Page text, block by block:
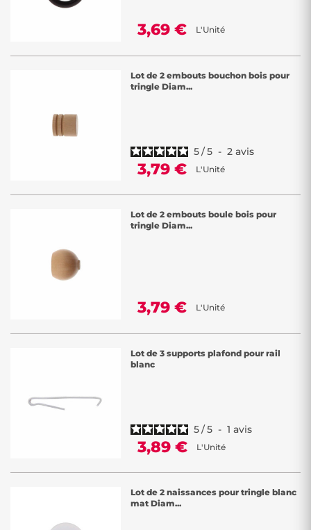
3,69 € L'Unité
Lot de 2 embouts bouchon bois pour
tringle Diam...
5/5 - 2 avis
3,79 € L'Unité
Lot de 2 embouts boule bois pour
tringle Diam...
3,79 € L'Unité
Lot de 3 supports plafond pour rail
blanc
5/5 - 1 avis
3,89 € L'Unité
Lot de 2 naissances pour tringle blanc
mat Diam...